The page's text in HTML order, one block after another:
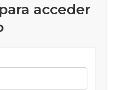
acceder